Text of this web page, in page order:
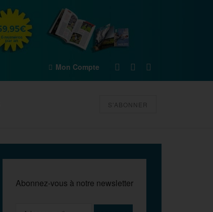
Mon Compte
S'ABONNER
Abonnez-vous à notre newsletter